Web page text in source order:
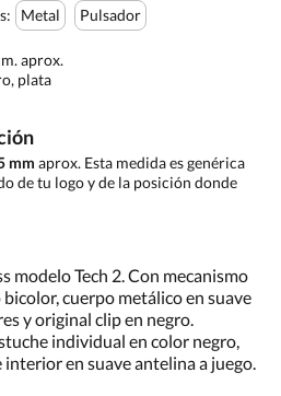
Metal
Pulsador
aprox.
plata
mm aprox. Esta medida es genérica
de tu logo y de la posición donde
modelo Tech 2. Con mecanismo
cuerpo metálico en suave
y original clip en negro.
individual en color negro,
en suave antelina a juego.